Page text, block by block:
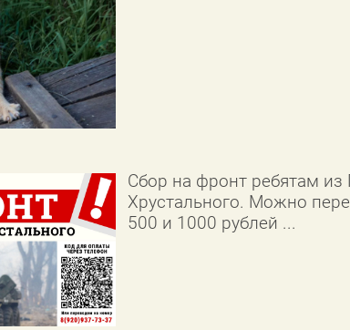
Сбор на фронт ребятам из
Хрустального. Можно
500 и 1000 рублей ...